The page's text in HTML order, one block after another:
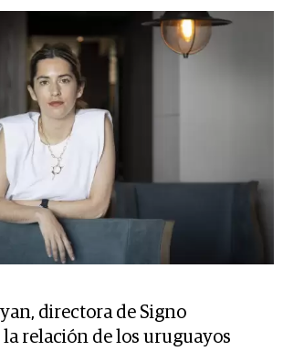
directora de Signo
relación de los uruguayos